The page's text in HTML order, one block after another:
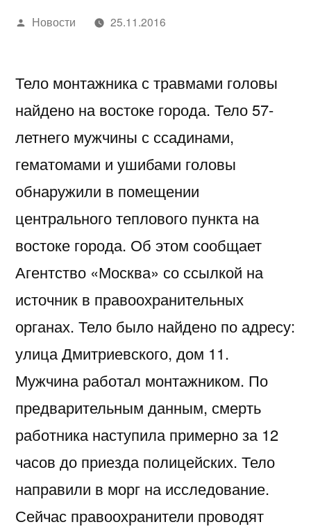
Написано
Новости 25.11.2016
Тело монтажника с травмами головы
найдено на востоке города. Тело 57-
летнего мужчины с ссадинами,
гематомами и ушибами головы
обнаружили в помещении
центрального теплового пункта на
востоке города. Об этом сообщает
Агентство «Москва» со ссылкой на
источник в правоохранительных
органах. Тело было найдено по адресу:
улица Дмитриевского, дом 11.
Мужчина работал монтажником. По
предварительным данным, смерть
работника наступила примерно за 12
часов до приезда полицейских. Тело
направили в морг на исследование.
Сейчас правоохранители проводят